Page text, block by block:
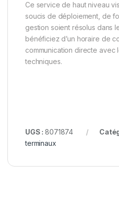
Ce service de haut niveau
soucis de déploiement, de
gestion soient résolus dans
bénéficiez d’un horaire de
communication directe avec
techniques.
UGS :8071874
terminaux